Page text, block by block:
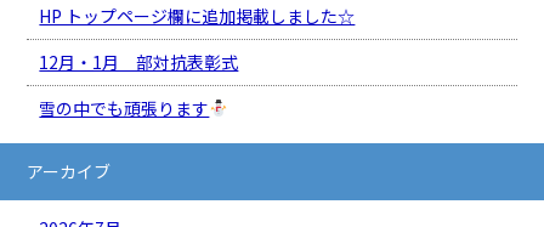
HP トップページ欄に追加掲載しました☆
12月・1月 部対抗表彰式
雪の中でも頑張ります
アーカイブ